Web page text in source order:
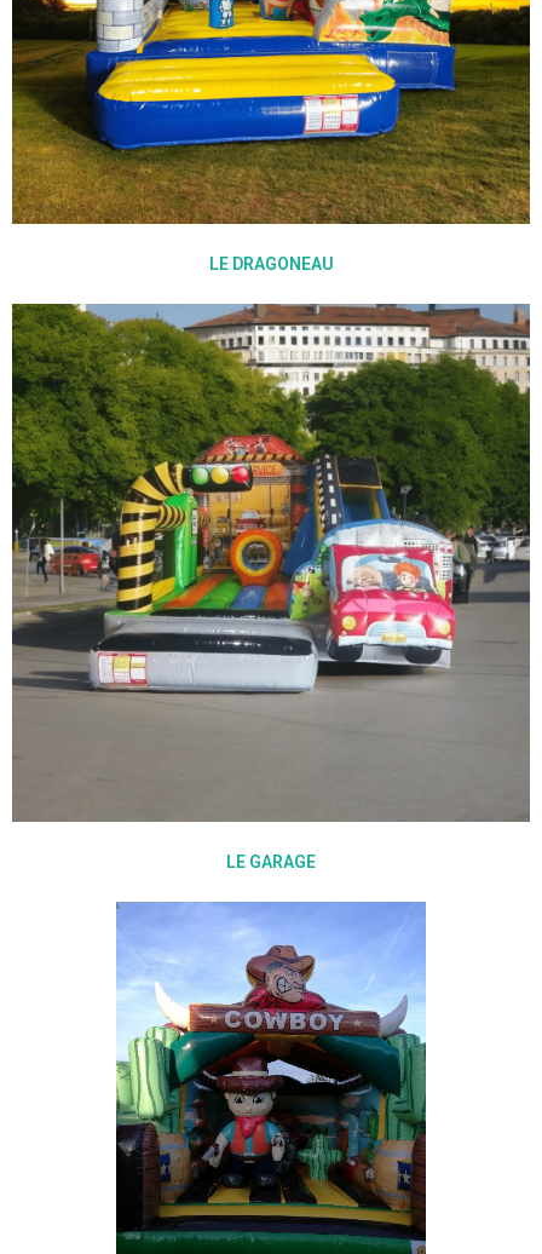
LE DRAGONEAU
LE GARAGE